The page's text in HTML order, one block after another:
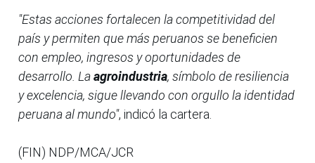
"Estas acciones fortalecen la competitividad del
país y permiten que más peruanos se beneficien
con empleo, ingresos y oportunidades de
desarrollo. Laagroindustria, símbolo de resiliencia
y excelencia, sigue llevando con orgullo la identidad
peruana al mundo", indicó la cartera.
(FIN) NDP/MCA/JCR